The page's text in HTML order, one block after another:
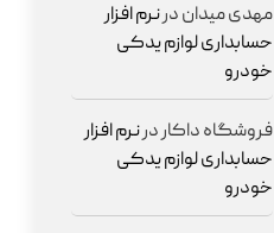
مهدی میداندرنرم افزار
حسابداری لوازم یدکی
خودرو
فروشگاه داکاردرنرم افزار
حسابداری لوازم یدکی
خودرو